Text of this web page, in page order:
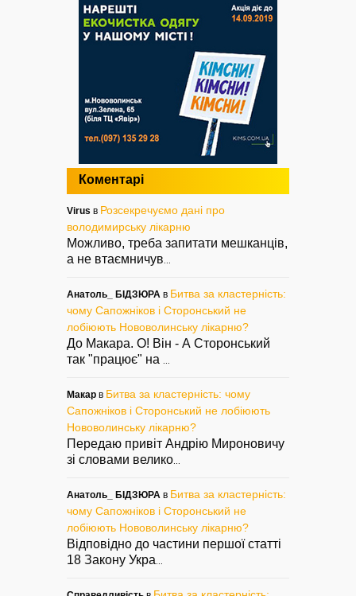
Коментарі
Virus в Розсекречуємо дані про
володимирську лікарню
Можливо, треба запитати мешканців,
а не втаємничув
Анатоль_ БІДЗЮРА в Битва за кластерність:
чому Сапожніков і Сторонський не
лобіюють Нововолинську лікарню?
До Макара. О! Він - А Сторонський
так "працює" на
Макар в Битва за кластерність: чому
Сапожніков і Сторонський не лобіюють
Нововолинську лікарню?
Передаю привіт Андрію Мироновичу
зі словами велико
Анатоль_ БІДЗЮРА в Битва за кластерність:
чому Сапожніков і Сторонський не
лобіюють Нововолинську лікарню?
Відповідно до частини першої статті
18 Закону Укра